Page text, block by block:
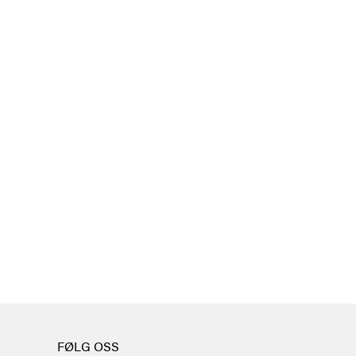
FØLG OSS